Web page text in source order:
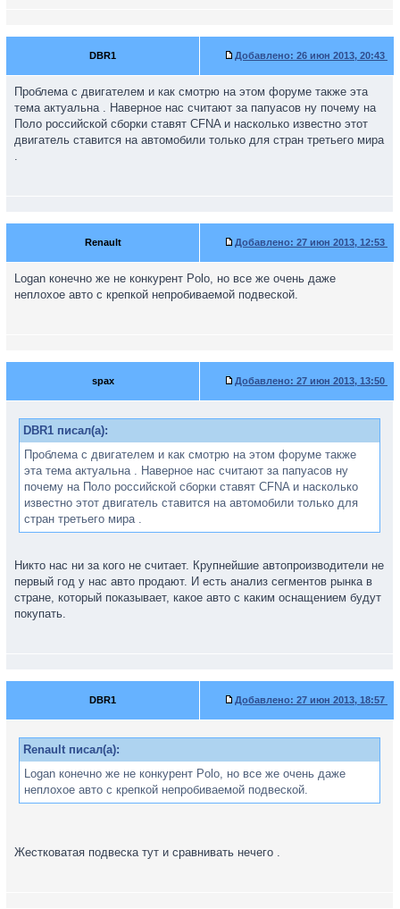
DBR1 Добавлено: 26 июн 2013, 20:43
Проблема с двигателем и как смотрю на этом форуме также эта
тема актуальна . Наверное нас считают за папуасов ну почему на
Поло российской сборки ставят CFNA и насколько известно этот
двигатель ставится на автомобили только для стран третьего мира
.
Renault Добавлено: 27 июн 2013, 12:53
Logan конечно же не конкурент Polo, но все же очень даже
неплохое авто с крепкой непробиваемой подвеской.
spax Добавлено: 27 июн 2013, 13:50
DBR1 писал(а):
Проблема с двигателем и как смотрю на этом форуме также
эта тема актуальна . Наверное нас считают за папуасов ну
почему на Поло российской сборки ставят CFNA и насколько
известно этот двигатель ставится на автомобили только для
стран третьего мира .
Никто нас ни за кого не считает. Крупнейшие автопроизводители не
первый год у нас авто продают. И есть анализ сегментов рынка в
стране, который показывает, какое авто с каким оснащением будут
покупать.
DBR1 Добавлено: 27 июн 2013, 18:57
Renault писал(а):
Logan конечно же не конкурент Polo, но все же очень даже
неплохое авто с крепкой непробиваемой подвеской.
Жестковатая подвеска тут и сравнивать нечего .